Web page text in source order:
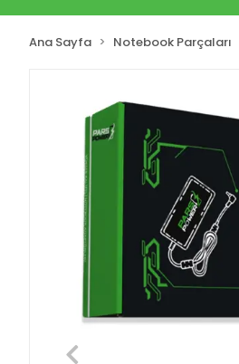
Ana Sayfa Notebook Parçaları